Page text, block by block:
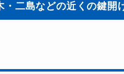
・二島などの近くの鍵開